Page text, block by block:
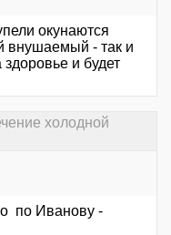
окунаются
внушаемый - так и
и будет
холодной
по Иванову -